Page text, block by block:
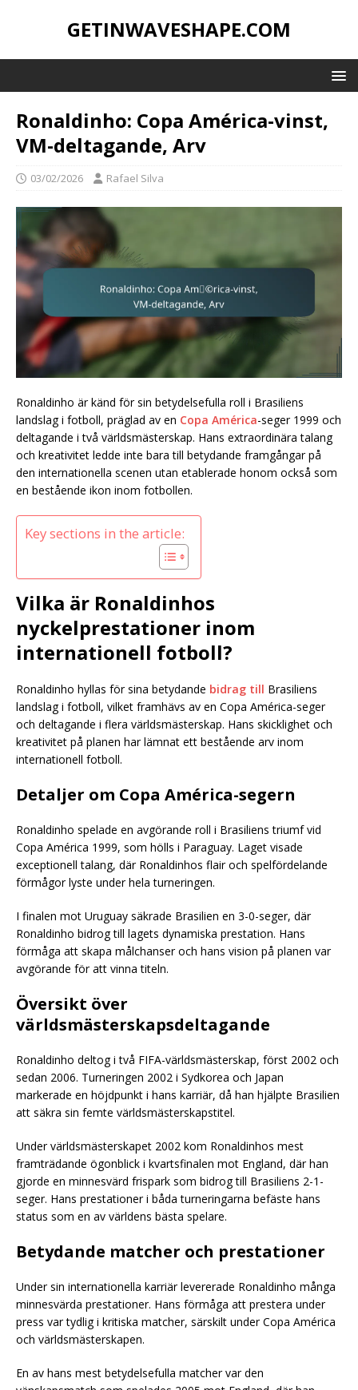
GETINWAVESHAPE.COM
Ronaldinho: Copa América-vinst,
VM-deltagande, Arv
03/02/2026 Rafael Silva
Ronaldinho är känd för sin betydelsefulla roll i Brasiliens
landslag i fotboll, präglad av en Copa América-seger 1999 och
deltagande i två världsmästerskap. Hans extraordinära talang
och kreativitet ledde inte bara till betydande framgångar på
den internationella scenen utan etablerade honom också som
en bestående ikon inom fotbollen.
Key sections in the article:
Vilka är Ronaldinhos
nyckelprestationer inom
internationell fotboll?
Ronaldinho hyllas för sina betydande bidrag till Brasiliens
landslag i fotboll, vilket framhävs av en Copa América-seger
och deltagande i flera världsmästerskap. Hans skicklighet och
kreativitet på planen har lämnat ett bestående arv inom
internationell fotboll.
Detaljer om Copa América-segern
Ronaldinho spelade en avgörande roll i Brasiliens triumf vid
Copa América 1999, som hölls i Paraguay. Laget visade
exceptionell talang, där Ronaldinhos flair och spelfördelande
förmågor lyste under hela turneringen.
I finalen mot Uruguay säkrade Brasilien en 3-0-seger, där
Ronaldinho bidrog till lagets dynamiska prestation. Hans
förmåga att skapa målchanser och hans vision på planen var
avgörande för att vinna titeln.
Översikt över
världsmästerskapsdeltagande
Ronaldinho deltog i två FIFA-världsmästerskap, först 2002 och
sedan 2006. Turneringen 2002 i Sydkorea och Japan
markerade en höjdpunkt i hans karriär, då han hjälpte Brasilien
att säkra sin femte världsmästerskapstitel.
Under världsmästerskapet 2002 kom Ronaldinhos mest
framträdande ögonblick i kvartsfinalen mot England, där han
gjorde en minnesvärd frispark som bidrog till Brasiliens 2-1-
seger. Hans prestationer i båda turneringarna befäste hans
status som en av världens bästa spelare.
Betydande matcher och prestationer
Under sin internationella karriär levererade Ronaldinho många
minnesvärda prestationer. Hans förmåga att prestera under
press var tydlig i kritiska matcher, särskilt under Copa América
och världsmästerskapen.
En av hans mest betydelsefulla matcher var den